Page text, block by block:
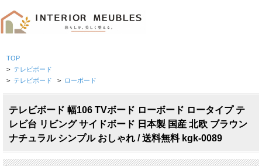
TOP
> テレビボード
> テレビボード > ローボード
テレビボード 幅106 TVボード ローボード ロータイプ テ
レビ台 リビング サイドボード 日本製 国産 北欧 ブラウン
ナチュラル シンプル おしゃれ / 送料無料 kgk-0089